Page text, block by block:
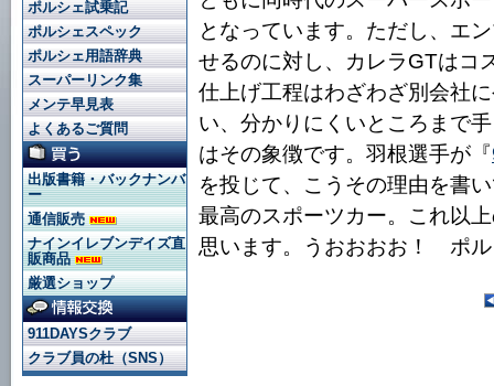
となっています。ただし、エ
せるのに対し、カレラGTはコ
仕上げ工程はわざわざ別会社
い、分かりにくいところまで
はその象徴です。羽根選手が『
を投じて、こうその理由を書
最高のスポーツカー。これ以
思います。うおおおお！ ポ
ポルシェ試乗記
ポルシェスペック
ポルシェ用語辞典
スーパーリンク集
メンテ早見表
よくあるご質問
出版書籍・バックナンバ
ー
通信販売
ナインイレブンデイズ直
販商品
厳選ショップ
911DAYSクラブ
クラブ員の杜（SNS）